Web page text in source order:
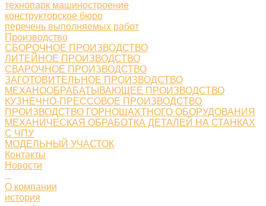
технопарк машиностроение
конструкторское бюро
перечень выполняемых работ
Производство
СБОРОЧНОЕ ПРОИЗВОДСТВО
ЛИТЕЙНОЕ ПРОИЗВОДСТВО
СВАРОЧНОЕ ПРОИЗВОДСТВО
ЗАГОТОВИТЕЛЬНОЕ ПРОИЗВОДСТВО
МЕХАНООБРАБАТЫВАЮЩЕЕ ПРОИЗВОДСТВО
КУЗНЕЧНО-ПРЕССОВОЕ ПРОИЗВОДСТВО
ПРОИЗВОДСТВО ГОРНОШАХТНОГО ОБОРУДОВАНИЯ
МЕХАНИЧЕСКАЯ ОБРАБОТКА ДЕТАЛЕЙ НА СТАНКАХ
С ЧПУ
МОДЕЛЬНЫЙ УЧАСТОК
Контакты
Новости
...
О компании
история